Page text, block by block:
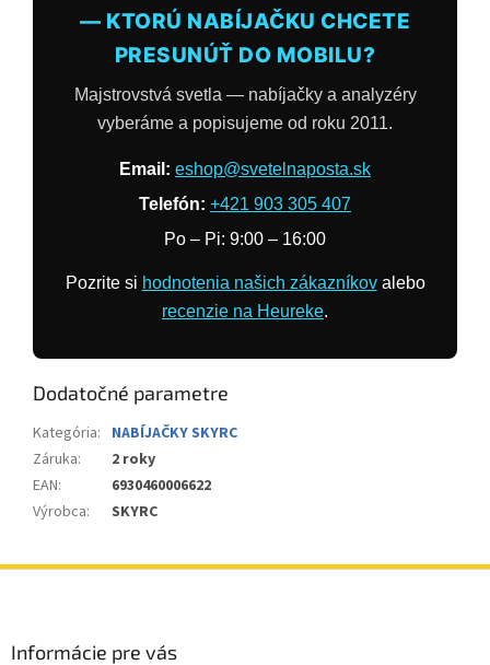
— KTORÚ NABÍJAČKU CHCETE
PRESUNÚŤ DO MOBILU?
Majstrovstvá svetla — nabíjačky a analyzéry
vyberáme a popisujeme od roku 2011.
Email: eshop@svetelnaposta.sk
Telefón: +421 903 305 407
Po – Pi: 9:00 – 16:00
Pozrite si hodnotenia našich zákazníkovalebo
recenzie na Heureke.
Dodatočné parametre
Kategória: NABÍJAČKY SKYRC
Záruka:
2 roky
EAN:
6930460006622
Výrobca: SKYRC
Informácie pre vás